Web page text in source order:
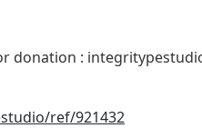
donation :
ref/921432